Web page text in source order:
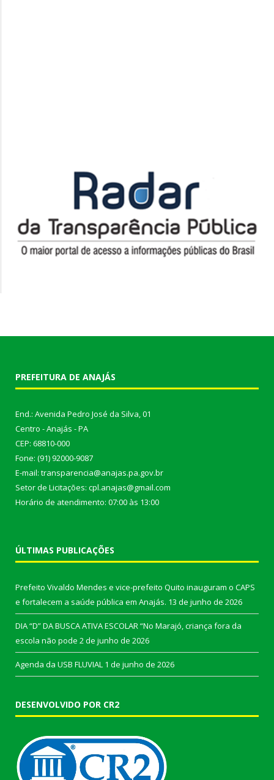
PREFEITURA DE ANAJÁS
End.: Avenida Pedro José da Silva, 01
Centro - Anajás - PA
CEP: 68810-000
Fone: (91) 92000-9087
E-mail: transparencia@anajas.pa.gov.br
Setor de Licitações: cpl.anajas@gmail.com
Horário de atendimento: 07:00 às 13:00
ÚLTIMAS PUBLICAÇÕES
Prefeito Vivaldo Mendes e vice-prefeito Quito inauguram o CAPS
e fortalecem a saúde pública em Anajás. 13 de junho de 2026
DIA “D” DA BUSCA ATIVA ESCOLAR “No Marajó, criança fora da
escola não pode 2 de junho de 2026
Agenda da USB FLUVIAL 1 de junho de 2026
DESENVOLVIDO POR CR2